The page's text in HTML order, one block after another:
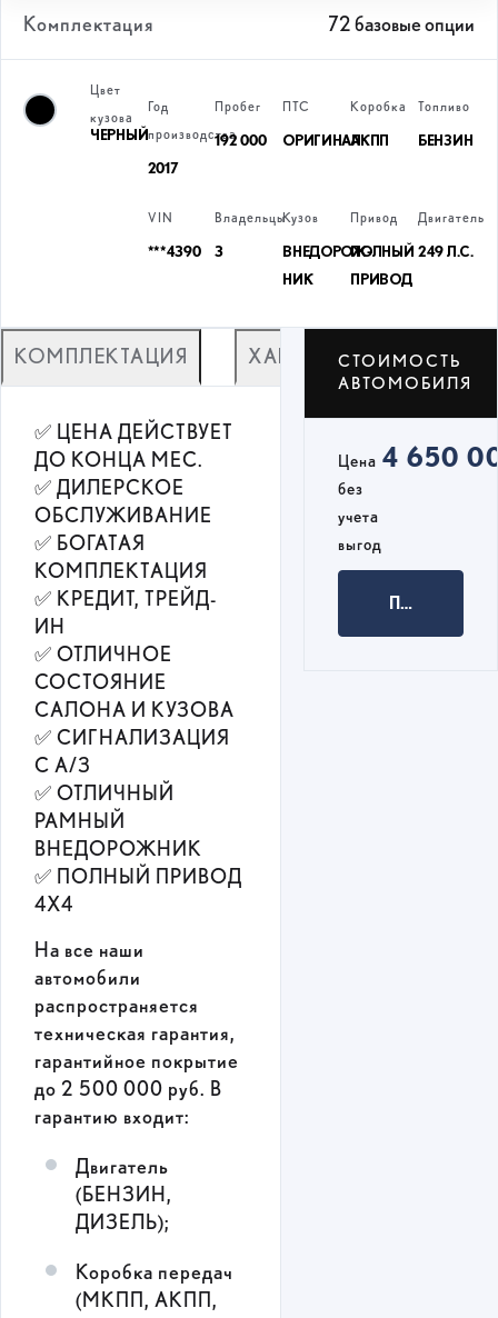
Комплектация 72 базовые опции
Цвет
кузова
ЧЕРНЫЙ
Год
производства
2017
Пробег
192 000
ПТС
ОРИГИНАЛ
Коробка
АКПП
Топливо
БЕНЗИН
VIN
***4390
Владельцы
3
Кузов
ВНЕДОРОЖ­
НИК
Привод
ПОЛНЫЙ
ПРИВОД
Двигатель
249 Л.С.
КОМПЛЕКТАЦИЯ ХАРАКТЕРИСТИКИ
✅ ЦЕНА ДЕЙСТВУЕТ
ДО КОНЦА МЕС.
✅ ДИЛЕРСКОЕ
ОБСЛУЖИВАНИЕ
✅ БОГАТАЯ
КОМПЛЕКТАЦИЯ
✅ КРЕДИТ, ТРЕЙД-
ИН
✅ ОТЛИЧНОЕ
СОСТОЯНИЕ
САЛОНА И КУЗОВА
✅ СИГНАЛИЗАЦИЯ
С А/З
✅ ОТЛИЧНЫЙ
РАМНЫЙ
ВНЕДОРОЖНИК
✅ ПОЛНЫЙ ПРИВОД
4Х4
На все наши
автомобили
распространяется
техническая гарантия,
гарантийное покрытие
до 2 500 000 руб. В
гарантию входит:
Двигатель
(БЕНЗИН,
ДИЗЕЛЬ);
Коробка передач
(МКПП, АКПП,
СТОИМОСТЬ
АВТОМОБИЛЯ
Цена
без
учета
выгод
4 650
ПОЛУЧИТЬ